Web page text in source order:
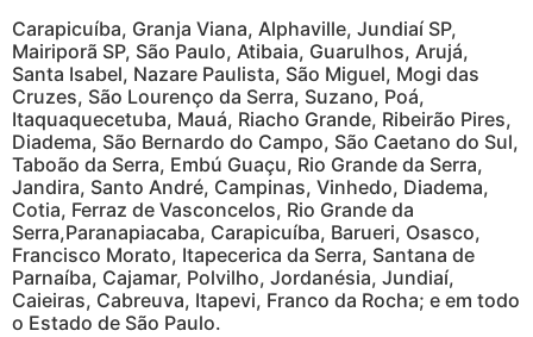
Carapicuíba, Granja Viana, Alphaville, Jundiaí SP,
Mairiporã SP, São Paulo, Atibaia, Guarulhos, Arujá,
Santa Isabel, Nazare Paulista, São Miguel, Mogi das
Cruzes, São Lourenço da Serra, Suzano, Poá,
Itaquaquecetuba, Mauá, Riacho Grande, Ribeirão Pires,
Diadema, São Bernardo do Campo, São Caetano do Sul,
Taboão da Serra, Embú Guaçu, Rio Grande da Serra,
Jandira, Santo André, Campinas, Vinhedo, Diadema,
Cotia, Ferraz de Vasconcelos, Rio Grande da
Serra,Paranapiacaba, Carapicuíba, Barueri, Osasco,
Francisco Morato, Itapecerica da Serra, Santana de
Parnaíba, Cajamar, Polvilho, Jordanésia, Jundiaí,
Caieiras, Cabreuva, Itapevi, Franco da Rocha; e em todo
o Estado de São Paulo.